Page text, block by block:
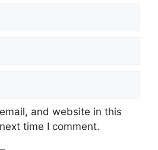
and website in this
time I comment.